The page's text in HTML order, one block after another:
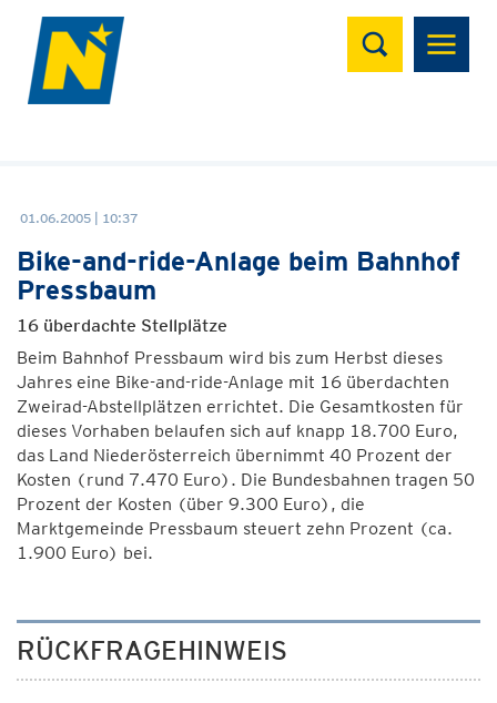
Suchen
01.06.2005 | 10:37
Bike-and-ride-Anlage beim Bahnhof
Pressbaum
16 überdachte Stellplätze
Beim Bahnhof Pressbaum wird bis zum Herbst dieses
Jahres eine Bike-and-ride-Anlage mit 16 überdachten
Zweirad-Abstellplätzen errichtet. Die Gesamtkosten für
dieses Vorhaben belaufen sich auf knapp 18.700 Euro,
das Land Niederösterreich übernimmt 40 Prozent der
Kosten (rund 7.470 Euro). Die Bundesbahnen tragen 50
Prozent der Kosten (über 9.300 Euro), die
Marktgemeinde Pressbaum steuert zehn Prozent (ca.
1.900 Euro) bei.
RÜCKFRAGEHINWEIS